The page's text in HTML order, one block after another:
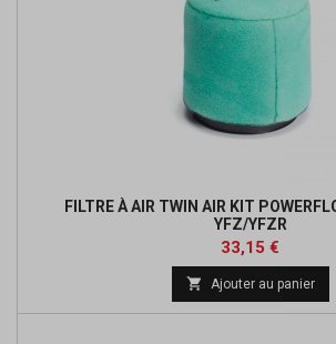
FILTRE À AIR TWIN AIR KIT
YFZ/YFZR
Prix
33,15 €
base
 Ajouter au panier